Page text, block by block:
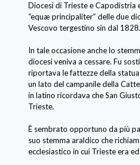
Diocesi di Trieste e Capodistria
“equæ principaliter” delle due
Vescovo tergestino sin dal 1828.
In tale occasione anche lo
diocesi veniva a cessare. Fu
riportava le fattezze della
un lato del campanile della
in latino ricordava che San
Trieste.
È sembrato opportuno da più
suo stemma araldico che
ecclesiastico in cui Trieste era